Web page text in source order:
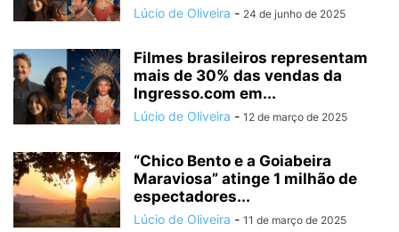
Lúcio de Oliveira - 24 de junho de 2025
Filmes brasileiros representam
mais de 30% das vendas da
Ingresso.com em...
Lúcio de Oliveira - 12 de março de 2025
“Chico Bento e a Goiabeira
Maraviosa” atinge 1 milhão de
espectadores...
Lúcio de Oliveira - 11 de março de 2025